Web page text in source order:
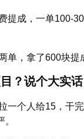
提成，一单100-
单，拿了600块
？说个大实话
一个人给15，干